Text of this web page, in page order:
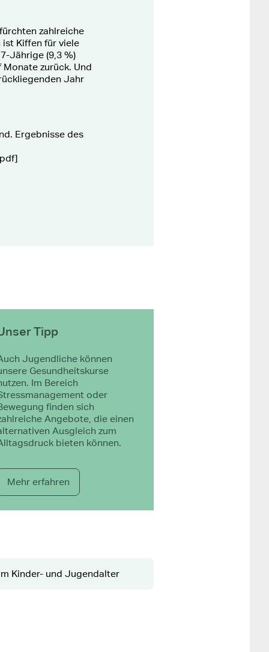
zahlreiche
Kiffen für viele
Jährige (9,3 %)
zurück. Und
Jahr
Ergebnisse des
Tipp
Jugendliche können
Gesundheitskurse
Im Bereich
oder
finden sich
Angebote, die einen
Ausgleich zum
bieten können.
Mehr erfahren
Kinder- und Jugendalter